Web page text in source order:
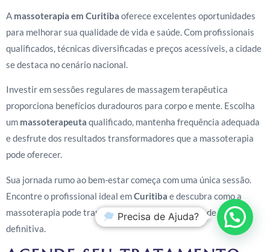
A massoterapia em Curitiba oferece excelentes oportunidades
para melhorar sua qualidade de vida e saúde. Com profissionais
qualificados, técnicas diversificadas e preços acessíveis, a cidade
se destaca no cenário nacional.
Investir em sessões regulares de massagem terapêutica
proporciona benefícios duradouros para corpo e mente. Escolha
um massoterapeuta qualificado, mantenha frequência adequada
e desfrute dos resultados transformadores que a massoterapia
pode oferecer.
Sua jornada rumo ao bem-estar começa com uma única sessão.
Encontre o profissional ideal emCuritiba e descubra como a
massoterapia pode transformar sua rotina e saúde de forma
definitiva.
Precisa de Ajuda?